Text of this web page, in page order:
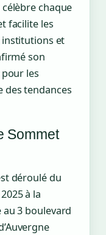
célèbre chaque
facilite les
institutions et
son
les
des tendances
Sommet
déroulé du
à la
au 3 boulevard